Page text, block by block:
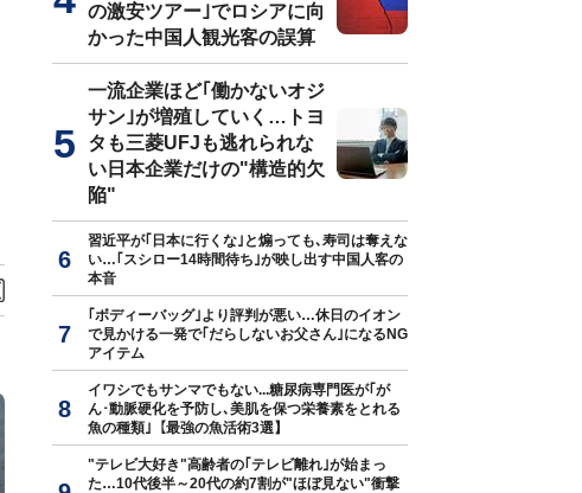
の激安ツアー｣でロシアに向
かった中国人観光客の誤算
一流企業ほど｢働かないオジ
サン｣が増殖していく…トヨ
タも三菱UFJも逃れられな
い日本企業だけの"構造的欠
陥"
習近平が｢日本に行くな｣と煽っても､寿司は奪えな
い…｢スシロー14時間待ち｣が映し出す中国人客の
本音
｢ボディーバッグ｣より評判が悪い…休日のイオン
で見かける一発で｢だらしないお父さん｣になるNG
アイテム
イワシでもサンマでもない...糖尿病専門医が｢が
ん･動脈硬化を予防し､美肌を保つ栄養素をとれる
魚の種類｣【最強の魚活術3選】
"テレビ大好き"高齢者の｢テレビ離れ｣が始まっ
た…10代後半～20代の約7割が"ほぼ見ない"衝撃